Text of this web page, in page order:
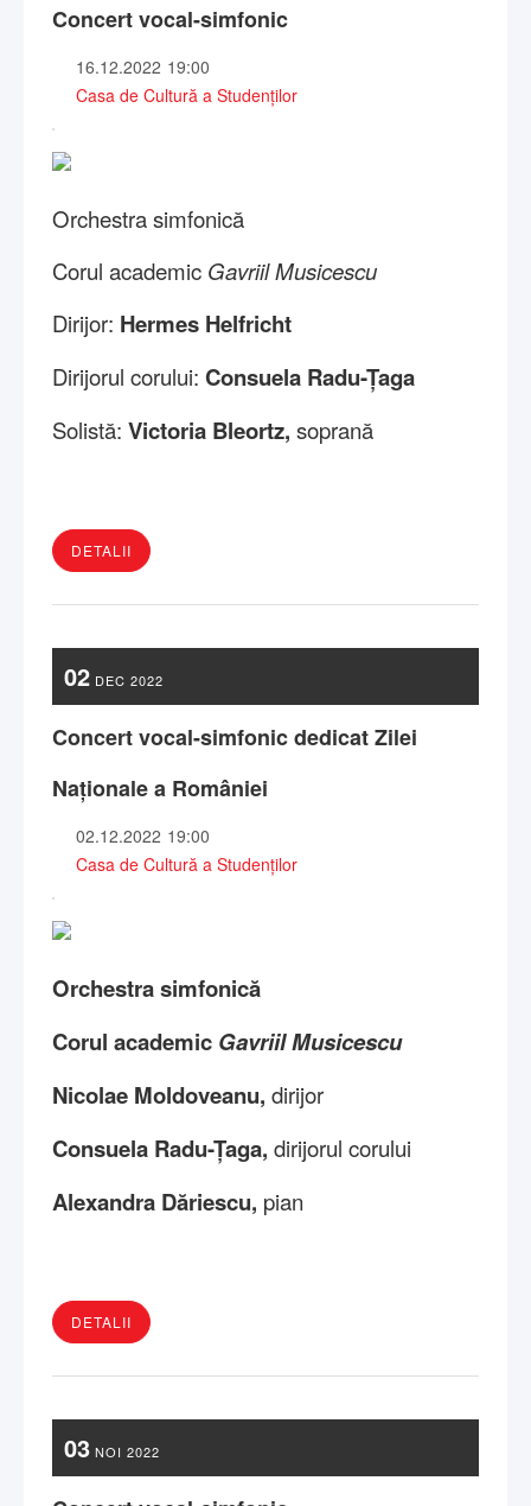
Concert vocal-simfonic
16.12.2022 19:00
Casa de Cultură a Studenților
Orchestra simfonică
Corul academic Gavriil Musicescu
Dirijor: Hermes Helfricht
Dirijorul corului: Consuela Radu-Țaga
Solistă: Victoria Bleortz, soprană
DETALII
02 DEC 2022
Concert vocal-simfonic dedicat Zilei
Naționale a României
02.12.2022 19:00
Casa de Cultură a Studenților
Orchestra simfonică
Corul academic Gavriil Musicescu
Nicolae Moldoveanu, dirijor
Consuela Radu-Țaga, dirijorul corului
Alexandra Dăriescu, pian
DETALII
03 NOI 2022